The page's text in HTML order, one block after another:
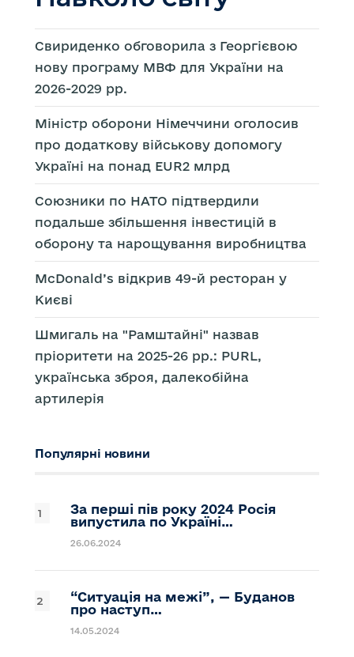
Свириденко обговорила з Георгієвою
нову програму МВФ для України на
2026-2029 рр.
Міністр оборони Німеччини оголосив
про додаткову військову допомогу
Україні на понад EUR2 млрд
Союзники по НАТО підтвердили
подальше збільшення інвестицій в
оборону та нарощування виробництва
McDonald’s відкрив 49-й ресторан у
Києві
Шмигаль на "Рамштайні" назвав
пріоритети на 2025-26 рр.: PURL,
українська зброя, далекобійна
артилерія
Популярні новини
За перші пів року 2024 Росія
випустила по Україні…
26.06.2024
“Ситуація на межі”, — Буданов
про наступ…
14.05.2024